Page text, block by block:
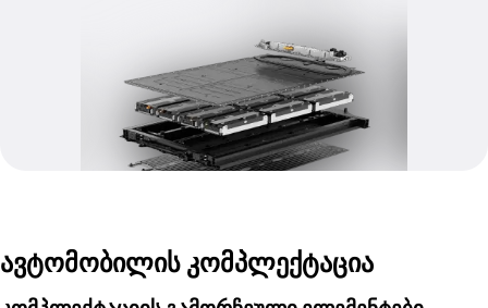
ავტომობილის კომპლექტაცია